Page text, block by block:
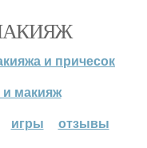
и причесок
и макияж
игры отзывы